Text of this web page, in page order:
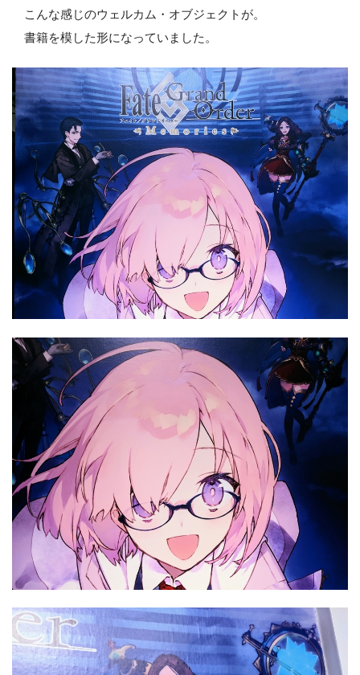
額縁に収められたマシュの概念礼装がめっちゃ綺麗で可愛
かったです！
いやぁ元々可愛いマシュ・キリエライトさんですが、綺麗
なイラストが大きく高精細に印刷されて展示されていて、も
う最高でした！
イメージカラーが「紫」で統一されている のが良い！
彼女の薄紫色の髪の毛はとっても綺麗だし、洋服でも和服
でも甲冑?でも紫色を基調としているのが統一感あるし格好い
いしで最高です！ アメジストのように透明な瞳が美しい
し、ピョコンと伸びたアホ毛がヒロインだし、何よりも「メ
ガネっ娘」は正義です！！
こんな感じのウェルカム・オブジェクトが。
書籍を模した形になっていました。